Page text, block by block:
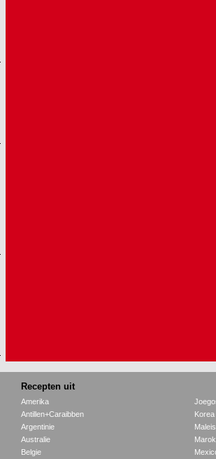
Recepten uit
Amerika
Antillen+Caraibben
Argentinie
Australie
Belgie
Korea